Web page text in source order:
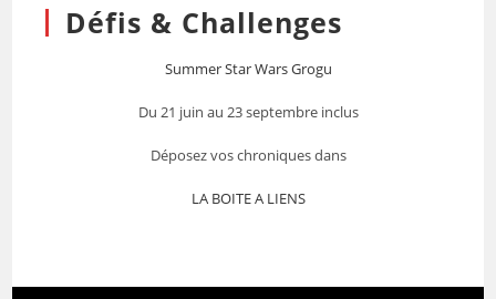
Défis & Challenges
Summer Star Wars Grogu
Du 21 juin au 23 septembre inclus
Déposez vos chroniques dans
LA BOITE A LIENS